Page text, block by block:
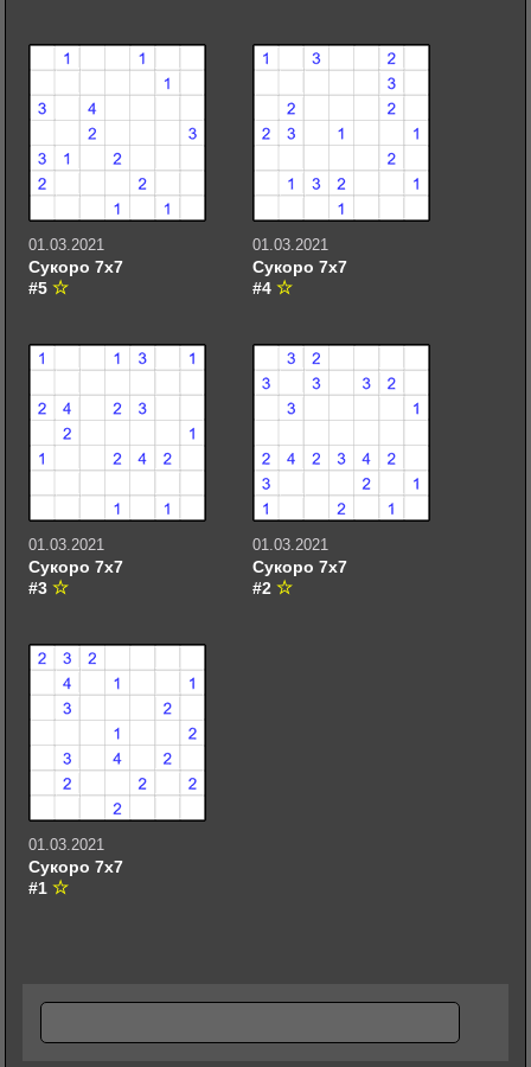
01.03.2021
Сукоро 7х7
#5
01.03.2021
Сукоро 7х7
#4
01.03.2021
Сукоро 7х7
#3
01.03.2021
Сукоро 7х7
#2
01.03.2021
Сукоро 7х7
#1